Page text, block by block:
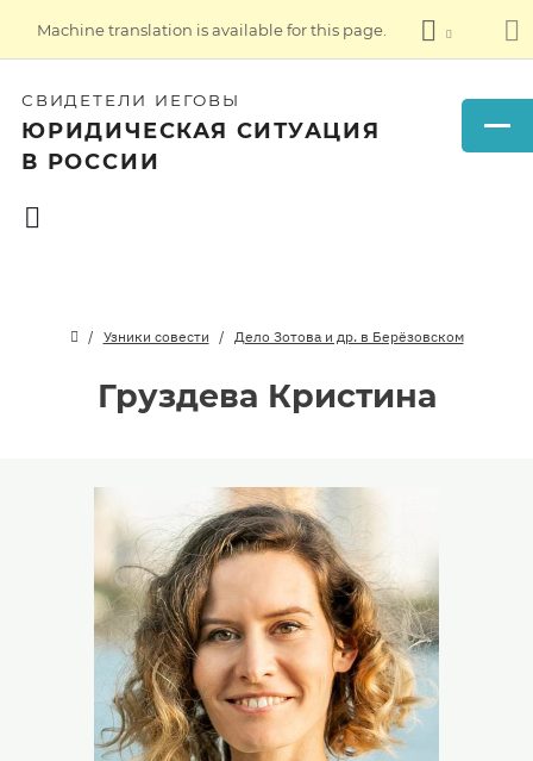
Machine translation is available for this page.
СВИДЕТЕЛИ ИЕГОВЫ
ЮРИДИЧЕСКАЯ СИТУАЦИЯ
В РОССИИ
Узники совести Дело Зотова и др. в Берёзовском
Груздева Кристина